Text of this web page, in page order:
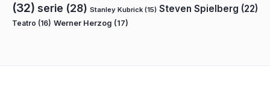
(32) serie (28) Stanley Kubrick (15) Steven Spielberg (22)
Teatro (16) Werner Herzog (17)